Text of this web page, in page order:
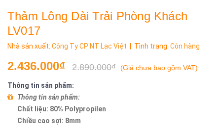
Thảm Lông Dài Trải Phòng Khách
LV017
Nhà sản xuất: Công Ty CP NT Lạc Việt | Tình trạng: Còn hàng
2.436.000₫ 2.890.000₫ (Giá chưa bao gồm VAT)
Thông tin sản phẩm:
Thông tin sản phẩm:
Chất liệu: 80% Polypropilen
Chiều cao sợi: 8mm